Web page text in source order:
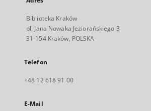
Biblioteka Kraków
pl. Jana Nowaka Jeziorańskiego 3
31-154 Kraków, POLSKA
Telefon
+48 12 618 91 00
E-Mail